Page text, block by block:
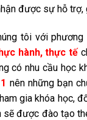
được sự hỗ trợ,
tôi với phương
hành, thực tế
có nhu cầu học
nên những bạn
gia khóa học,
sẽ được đào tạo